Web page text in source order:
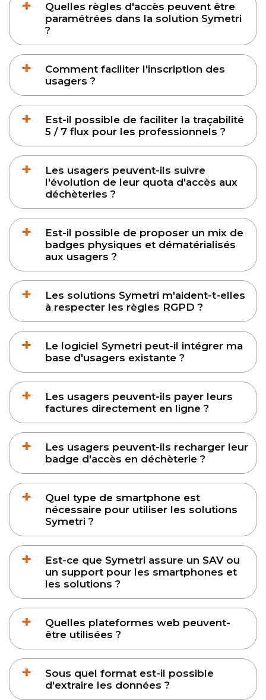
Quelles règles d'accès peuvent être
paramétrées dans la solution Symetri
?
Comment faciliter l'inscription des
usagers ?
Est-il possible de faciliter la traçabilité
5 / 7 flux pour les professionnels ?
Les usagers peuvent-ils suivre
l'évolution de leur quota d'accès aux
déchèteries ?
Est-il possible de proposer un mix de
badges physiques et dématérialisés
aux usagers ?
Les solutions Symetri m'aident-t-elles
à respecter les règles RGPD ?
Le logiciel Symetri peut-il intégrer ma
base d'usagers existante ?
Les usagers peuvent-ils payer leurs
factures directement en ligne ?
Les usagers peuvent-ils recharger leur
badge d'accès en déchèterie ?
Quel type de smartphone est
nécessaire pour utiliser les solutions
Symetri ?
Est-ce que Symetri assure un SAV ou
un support pour les smartphones et
les solutions ?
Quelles plateformes web peuvent-
être utilisées ?
Sous quel format est-il possible
d'extraire les données ?